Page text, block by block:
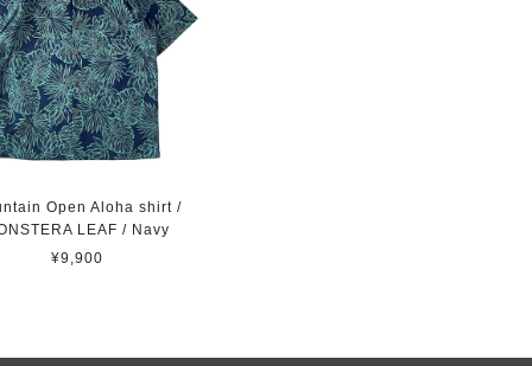
Open Aloha shirt /
LEAF / Navy
¥9,900